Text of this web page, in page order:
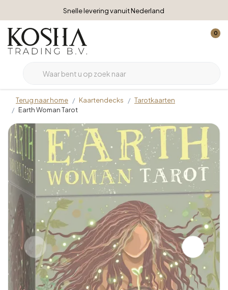
Snelle levering vanuit Nederland
0
Terug naar home Kaartendecks
Tarotkaarten
Earth Woman Tarot